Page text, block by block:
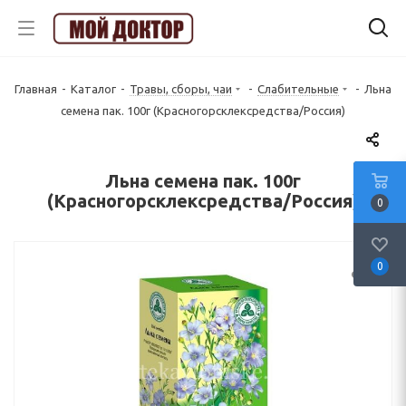
Главная - Каталог - Травы, сборы, чаи - Слабительные - Льна
семена пак. 100г (Красногорсклексредства/Россия)
Льна семена пак. 100г
(Красногорсклексредства/Россия)
0
0